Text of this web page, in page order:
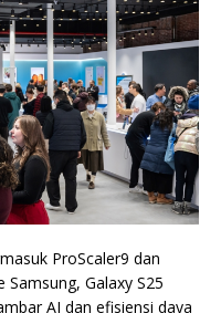
ProScaler9 dan
Galaxy S25
AI dan efisiensi daya